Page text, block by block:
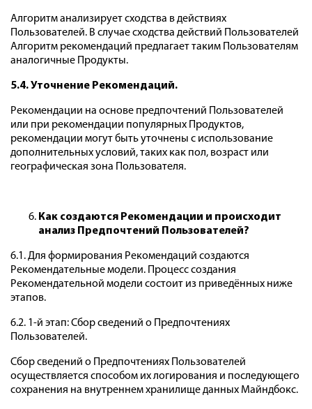
Алгоритм анализирует сходства в действиях
Пользователей. В случае сходства действий Пользователей
Алгоритм рекомендаций предлагает таким Пользователям
аналогичные Продукты.
5.4. Уточнение Рекомендаций.
Рекомендации на основе предпочтений Пользователей
или при рекомендации популярных Продуктов,
рекомендации могут быть уточнены с использование
дополнительных условий, таких как пол, возраст или
географическая зона Пользователя.
Как создаются Рекомендации и происходит
анализ Предпочтений Пользователей?
6.1. Для формирования Рекомендаций создаются
Рекомендательные модели. Процесс создания
Рекомендательной модели состоит из приведённых ниже
этапов.
6.2. 1-й этап: Сбор сведений о Предпочтениях
Пользователей.
Сбор сведений о Предпочтениях Пользователей
осуществляется способом их логирования и последующего
сохранения на внутреннем хранилище данных Майндбокс.